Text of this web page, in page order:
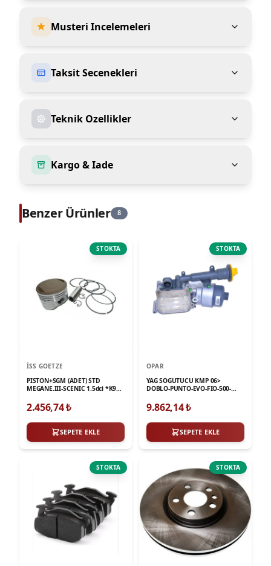
Musteri Incelemeleri
Taksit Secenekleri
Teknik Ozellikler
Kargo & Iade
Benzer Ürünler 8
STOKTA
İSS GOETZE
PISTON+SGM (ADET) STD
MEGANE.III-SCENIC 1.5dci *K9K*
*76*
2.456,74₺
SEPETE EKLE
STOKTA
OPAR
YAG SOGUTUCU KMP 06>
DOBLO-PUNTO-EVO-FIO-500-
*Z13DTH* EURO4-5
"SOGUTMASIZ
9.862,14₺
SEPETE EKLE
STOKTA STOKTA